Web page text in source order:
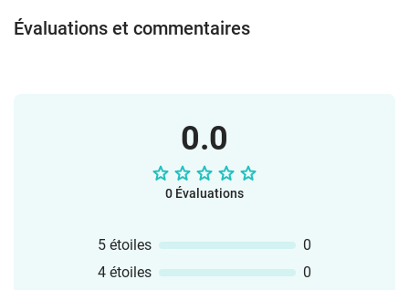
Évaluations et commentaires
0.0
0 Évaluations
5 étoiles
0
4 étoiles
0